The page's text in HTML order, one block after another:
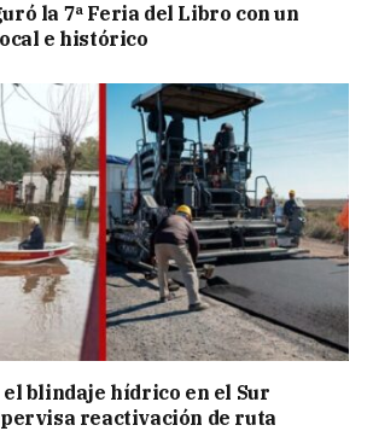
la 7ª Feria del Libro con un
e histórico
el blindaje hídrico en el Sur
reactivación de ruta